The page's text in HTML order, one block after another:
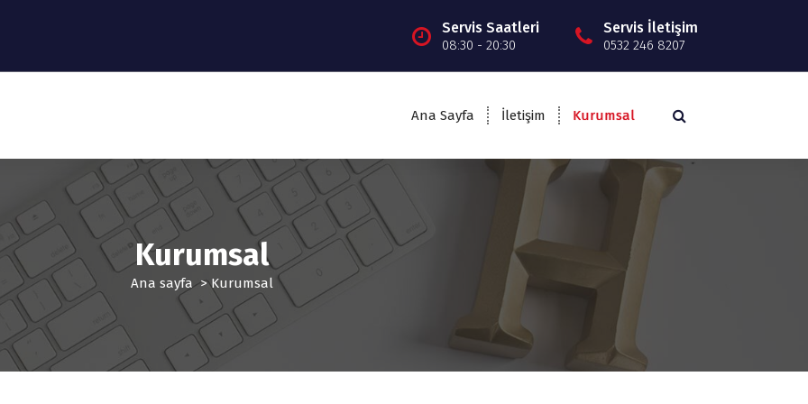
Servis Saatleri
08:30 - 20:30
Servis İletişim
0532 246 8207
Ana Sayfa İletişim Kurumsal
Kurumsal
Ana sayfa>Kurumsal